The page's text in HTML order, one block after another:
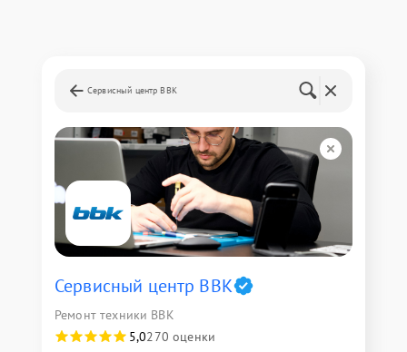
Сервисный центр BBK
Сервисный центр BBK
Ремонт техники BBK
5,0270 оценки